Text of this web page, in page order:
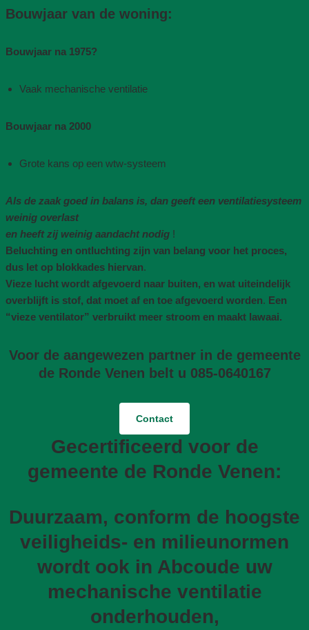
Bouwjaar van de woning​:
Bouwjaar na 1975​?
Vaak mechanische ventilatie​
Bouwjaar na 2000
Grote kans op een wtw-systeem
Als de zaak goed in balans is, dan geeft een ventilatiesysteem
weinig overlast
en heeft zij weinig aandacht nodig !
Beluchting en ontluchting zijn van belang voor het proces,
dus let op blokkades hiervan.
Vieze lucht wordt afgevoerd naar buiten, en wat uiteindelijk
overblijft is stof, dat moet af en toe afgevoerd worden. Een
“vieze ventilator” verbruikt meer stroom en maakt lawaai.
Voor de aangewezen partner in de gemeente
de Ronde Venen belt u 085-0640167
Contact
Gecertificeerd voor de
gemeente de Ronde Venen:
Duurzaam, conform de hoogste
veiligheids- en milieunormen
wordt ook in Abcoude uw
mechanische ventilatie
onderhouden,